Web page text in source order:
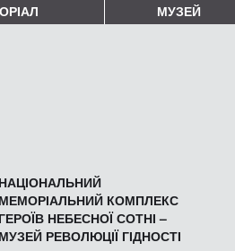
МУЗЕЙ
НАЦІОНАЛЬНИЙ
МЕМОРІАЛЬНИЙ КОМПЛЕКС
ГЕРОЇВ НЕБЕСНОЇ СОТНІ –
МУЗЕЙ РЕВОЛЮЦІЇ ГІДНОСТІ